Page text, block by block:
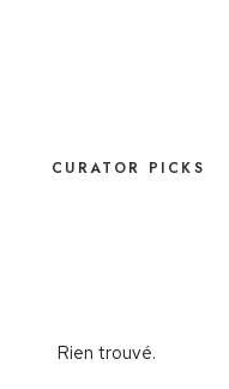
CURATOR PICKS
Rien trouvé.